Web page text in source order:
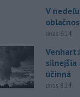
V
dnes 6:14
silnejšia
účinná
dnes 8:24